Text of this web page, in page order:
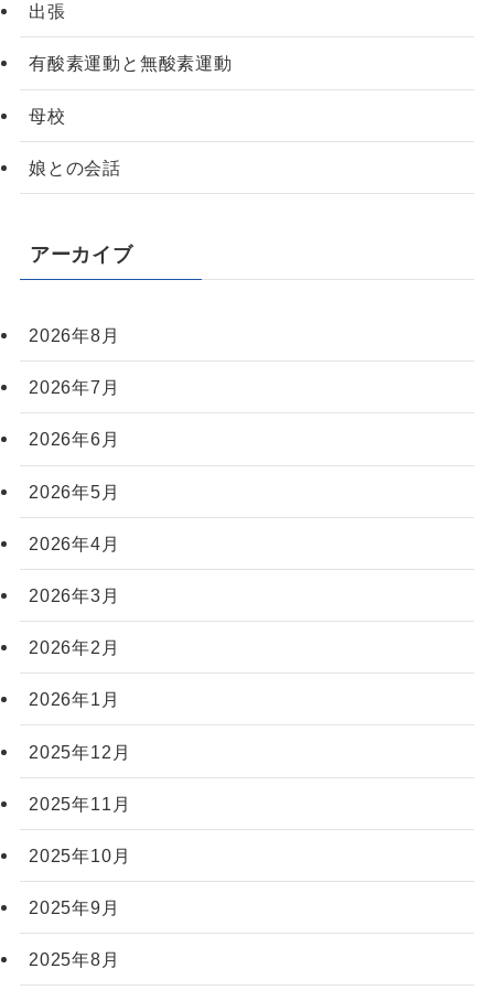
出張
有酸素運動と無酸素運動
母校
娘との会話
アーカイブ
2026年8月
2026年7月
2026年6月
2026年5月
2026年4月
2026年3月
2026年2月
2026年1月
2025年12月
2025年11月
2025年10月
2025年9月
2025年8月